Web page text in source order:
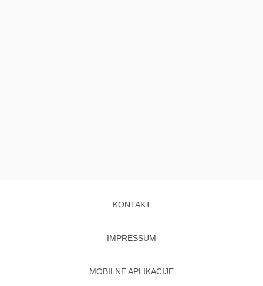
KONTAKT
IMPRESSUM
MOBILNE APLIKACIJE